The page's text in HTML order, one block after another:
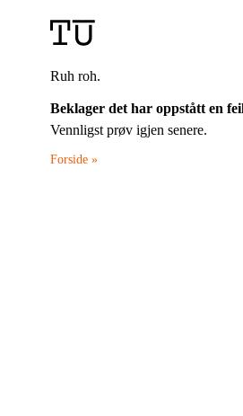
Ruh roh.
Beklager det har oppstått en
Vennligst prøv igjen senere.
Forside »